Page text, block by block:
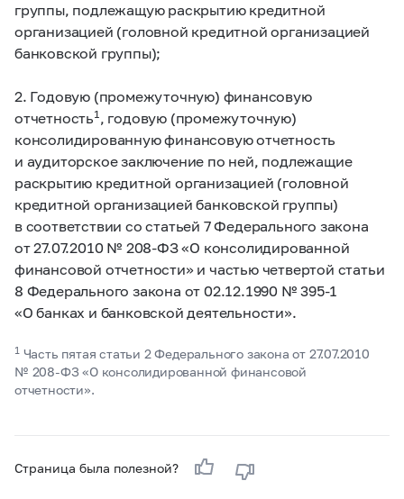
группы, подлежащую раскрытию кредитной
организацией (головной кредитной организацией
банковской группы);
2. Годовую (промежуточную) финансовую
отчетность1, годовую (промежуточную)
консолидированную финансовую отчетность
и аудиторское заключение по ней, подлежащие
раскрытию кредитной организацией (головной
кредитной организацией банковской группы)
в соответствии со статьей 7 Федерального закона
от 27.07.2010 № 208-ФЗ«О консолидированной
финансовой отчетности» и частью четвертой статьи
8 Федерального закона от 02.12.1990 №395-1
«О банках и банковской деятельности».
1Часть пятая статьи 2 Федерального закона от 27.07.2010
№ 208-ФЗ «О консолидированной финансовой
отчетности».
Страница была полезной?